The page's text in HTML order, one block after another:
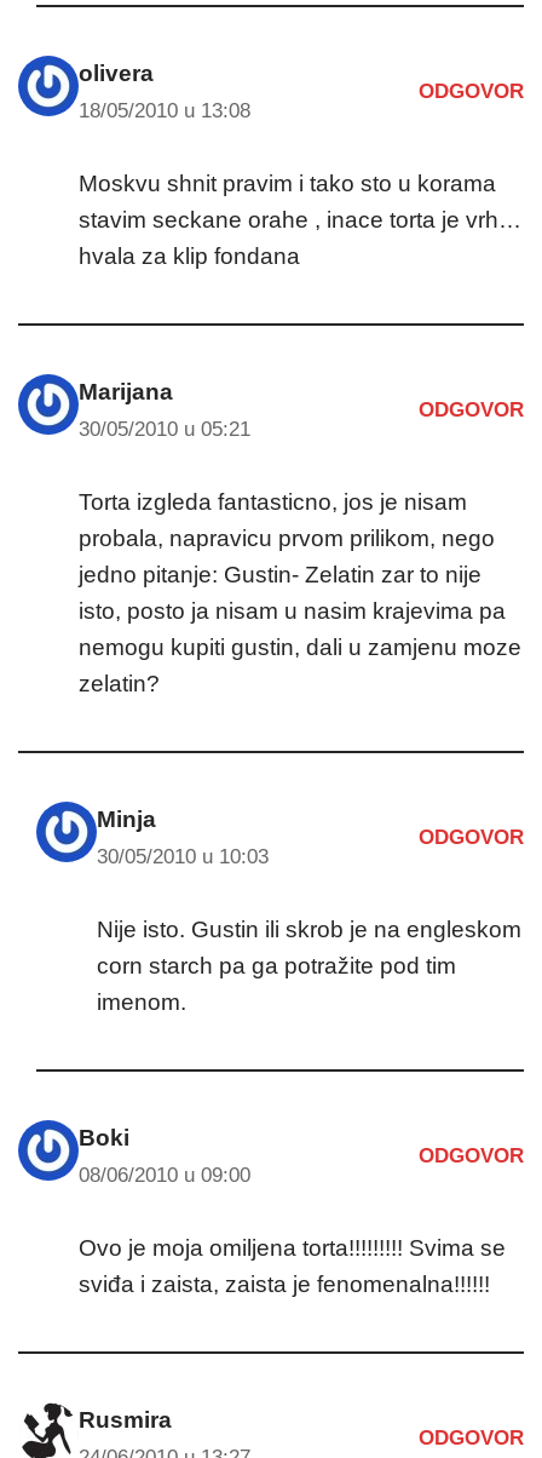
olivera
18/05/2010 u 13:08
ODGOVOR
Moskvu shnit pravim i tako sto u korama
stavim seckane orahe , inace torta je vrh…
hvala za klip fondana
Marijana
30/05/2010 u 05:21
ODGOVOR
Torta izgleda fantasticno, jos je nisam
probala, napravicu prvom prilikom, nego
jedno pitanje: Gustin- Zelatin zar to nije
isto, posto ja nisam u nasim krajevima pa
nemogu kupiti gustin, dali u zamjenu moze
zelatin?
Minja
30/05/2010 u 10:03
ODGOVOR
Nije isto. Gustin ili skrob je na engleskom
corn starch pa ga potražite pod tim
imenom.
Boki
08/06/2010 u 09:00
ODGOVOR
Ovo je moja omiljena torta!!!!!!!!! Svima se
sviđa i zaista, zaista je fenomenalna!!!!!!
Rusmira
ODGOVOR